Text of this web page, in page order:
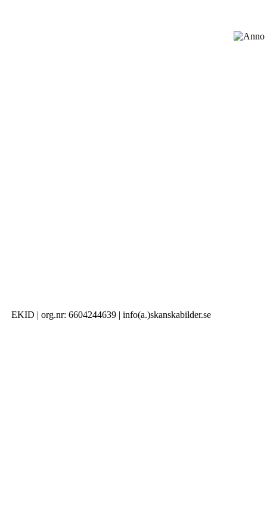
EKID | org.nr: 6604244639 | info(a.)skanskabilder.se